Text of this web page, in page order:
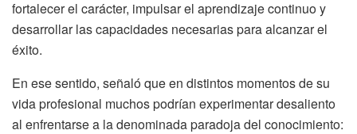
fortalecer el carácter, impulsar el aprendizaje continuo y
desarrollar las capacidades necesarias para alcanzar el
éxito.
En ese sentido, señaló que en distintos momentos de su
vida profesional muchos podrían experimentar desaliento
al enfrentarse a la denominada paradoja del conocimiento: